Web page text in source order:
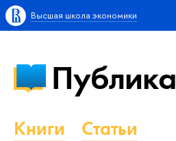
Высшая школа экономики
Книги
Статьи